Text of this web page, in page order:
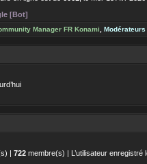
[Bot]
Manager FR Konami
| 722 membre(s) | L’utilisateur